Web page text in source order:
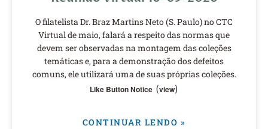
O filatelista Dr. Braz Martins Neto (S. Paulo) no CTC
Virtual de maio, falará a respeito das normas que
devem ser observadas na montagem das coleções
temáticas e, para a demonstração dos defeitos
comuns, ele utilizará uma de suas próprias coleções.
Like Button Notice (view)
CONTINUAR LENDO »